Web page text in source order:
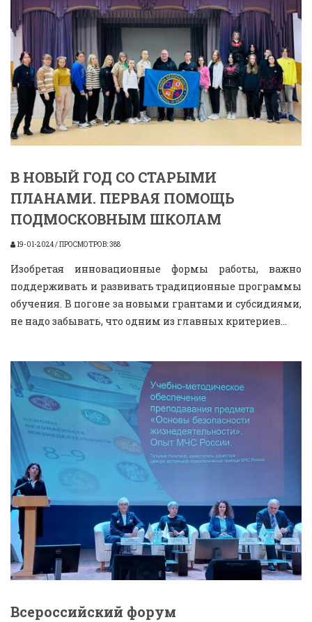
В НОВЫЙ ГОД СО СТАРЫМИ
ПЛАНАМИ. ПЕРВАЯ ПОМОЩЬ
ПОДМОСКОВНЫМ ШКОЛАМ
19-01-2024 / ПРОСМОТРОВ: 388
Изобретая инновационные формы работы, важно
поддерживать и развивать традиционные программы
обучения. В погоне за новыми грантами и субсидиями,
не надо забывать, что одним из главных критериев...
Всероссийский форум